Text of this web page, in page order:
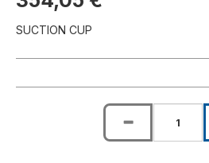
SUCTION CUP